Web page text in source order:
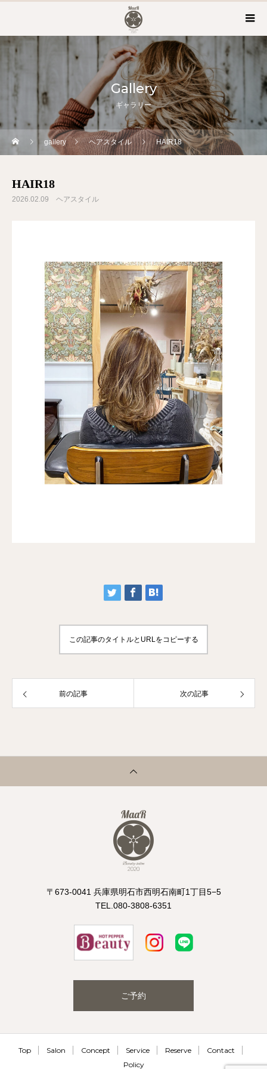
Gallery
ギャラリー
gallery ヘアスタイル HAIR18
HAIR18
2026.02.09 ヘアスタイル
この記事のタイトルとURLをコピーする
前の記事 次の記事
〒673-0041 兵庫県明石市西明石南町1丁目5−5
TEL.080-3808-6351
ご予約
Top Salon Concept Service Reserve
Contact
Policy